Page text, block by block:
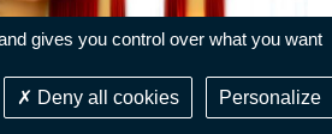
gives you control over what you want
Deny all cookies Personalize